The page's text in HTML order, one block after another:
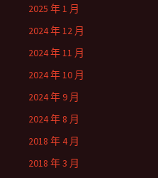
2025 年 1 月
2024 年 12 月
2024 年 11 月
2024 年 10 月
2024 年 9 月
2024 年 8 月
2018 年 4 月
2018 年 3 月